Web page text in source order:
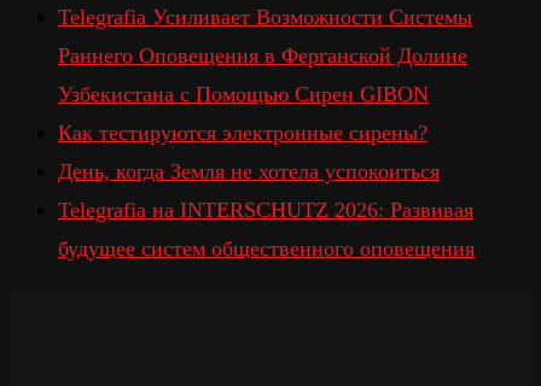
Telegrafia Усиливает Возможности Системы
Раннего Оповещения в Ферганской Долине
Узбекистана с Помощью Сирен GIBON
Как тестируются электронные сирены?
День, когда Земля не хотела успокоиться
Telegrafia на INTERSCHUTZ 2026: Развивая
будущее систем общественного оповещения